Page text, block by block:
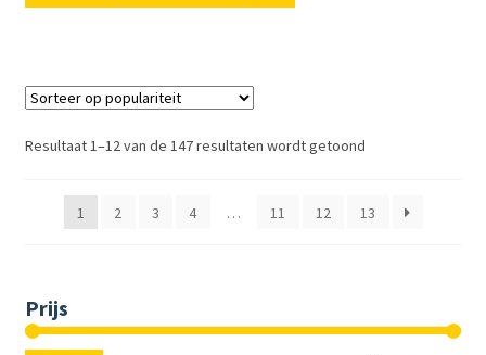
Resultaat 1–12 van de 147 resultaten wordt getoond
1 2 3 4 … 11 12 13
Prijs